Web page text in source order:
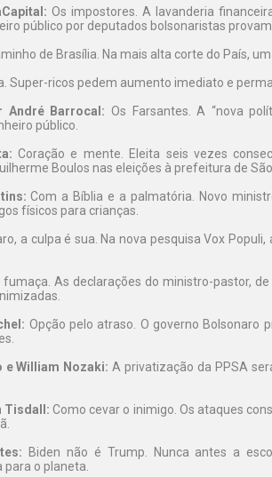
Os impostores. A lavanderia
público por deputados bolsonaristas provam
de Brasília. Na mais alta corte do País,
Super-ricos pedem aumento imediato e
André Barrocal: Os Farsantes. A “nova
público.
Coração e mente. Eleita seis vezes
Boulos nas eleições à prefeitura de São
Com a Bíblia e a palmatória. Novo
físicos para crianças.
a culpa é sua. Na nova pesquisa Vox
fumaça. As declarações do ministro-pastor,
Opção pelo atraso. O governo Bolsonaro
e William Nozaki:A privatização da PPSA
Tisdall: Como cevar o inimigo. Os ataques
Biden não é Trump. Nunca antes a
o planeta.